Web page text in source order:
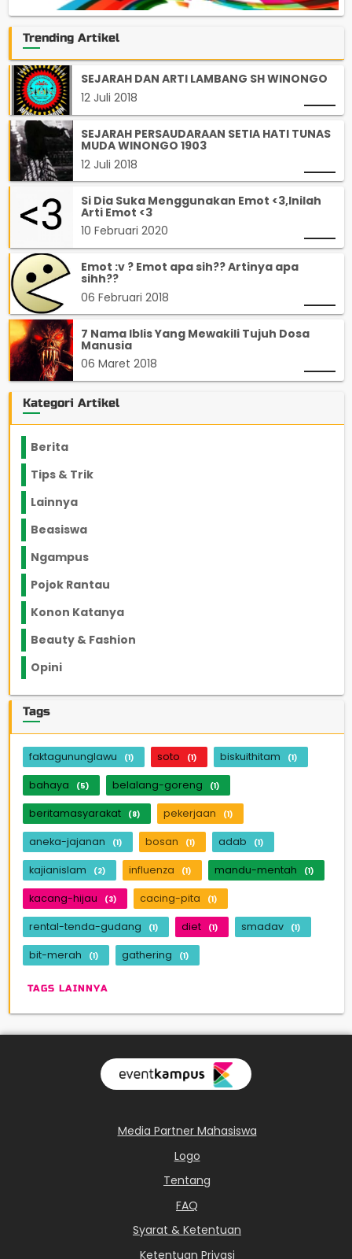
Trending Artikel
SEJARAH DAN ARTI LAMBANG SH WINONGO
12 Juli 2018
SEJARAH PERSAUDARAAN SETIA HATI TUNAS
MUDA WINONGO 1903
12 Juli 2018
Si Dia Suka Menggunakan Emot <3,Inilah
Arti Emot <3
10 Februari 2020
Emot :v ? Emot apa sih?? Artinya apa
sihh??
06 Februari 2018
7 Nama Iblis Yang Mewakili Tujuh Dosa
Manusia
06 Maret 2018
Kategori Artikel
Berita
Tips & Trik
Lainnya
Beasiswa
Ngampus
Pojok Rantau
Konon Katanya
Beauty & Fashion
Opini
Tags
faktagununglawu (1) soto (1) biskuithitam (1)
bahaya (5) belalang-goreng (1)
beritamasyarakat (8) pekerjaan (1)
aneka-jajanan (1) bosan (1) adab (1)
kajianislam (2) influenza (1) mandu-mentah (1)
kacang-hijau (3) cacing-pita (1)
rental-tenda-gudang (1) diet (1) smadav (1)
bit-merah (1) gathering (1)
TAGS LAINNYA
Media Partner Mahasiswa
Logo
Tentang
FAQ
Syarat & Ketentuan
Ketentuan Privasi